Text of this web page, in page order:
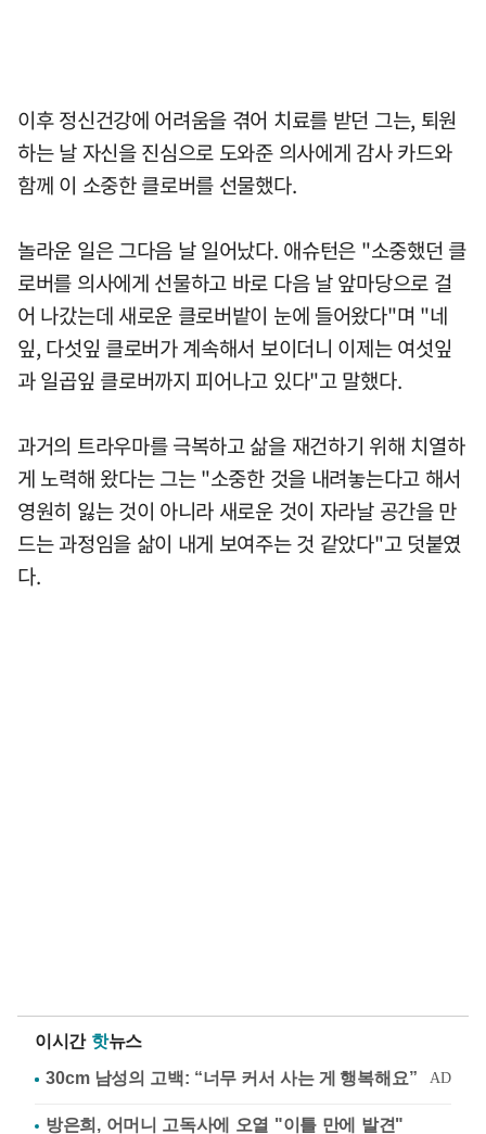
이후 정신건강에 어려움을 겪어 치료를 받던 그는, 퇴원
하는 날 자신을 진심으로 도와준 의사에게 감사 카드와
함께 이 소중한 클로버를 선물했다.
놀라운 일은 그다음 날 일어났다. 애슈턴은 "소중했던 클
로버를 의사에게 선물하고 바로 다음 날 앞마당으로 걸
어 나갔는데 새로운 클로버밭이 눈에 들어왔다"며 "네
잎, 다섯잎 클로버가 계속해서 보이더니 이제는 여섯잎
과 일곱잎 클로버까지 피어나고 있다"고 말했다.
과거의 트라우마를 극복하고 삶을 재건하기 위해 치열하
게 노력해 왔다는 그는 "소중한 것을 내려놓는다고 해서
영원히 잃는 것이 아니라 새로운 것이 자라날 공간을 만
드는 과정임을 삶이 내게 보여주는 것 같았다"고 덧붙였
다.
이시간 핫뉴스
방은희, 어머니 고독사에 오열 "이틀 만에 발견"